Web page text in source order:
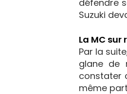
défendre
Suzuki
La MC
Par la
glane de
constater
même